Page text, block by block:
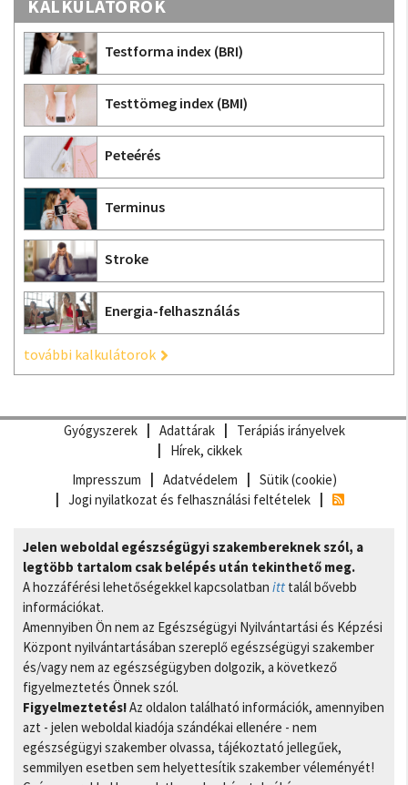
KALKULÁTOROK
Testforma index (BRI)
Testtömeg index (BMI)
Peteérés
Terminus
Stroke
Energia-felhasználás
további kalkulátorok
Gyógyszerek Adattárak
Terápiás irányelvek
Hírek, cikkek
Impresszum
Adatvédelem
Sütik (cookie)
Jogi nyilatkozat és felhasználási feltételek
Jelen weboldal egészségügyi szakembereknek szól, a
legtöbb tartalom csak belépés után tekinthető meg.
A hozzáférési lehetőségekkel kapcsolatban itt talál bővebb
információkat.
Amennyiben Ön nem az Egészségügyi Nyilvántartási és Képzési
Központ nyilvántartásában szereplő egészségügyi szakember
és/vagy nem az egészségügyben dolgozik, a következő
figyelmeztetés Önnek szól.
Figyelmeztetés!Az oldalon található információk, amennyiben
azt - jelen weboldal kiadója szándékai ellenére - nem
egészségügyi szakember olvassa, tájékoztató jellegűek,
semmilyen esetben sem helyettesítik szakember véleményét!